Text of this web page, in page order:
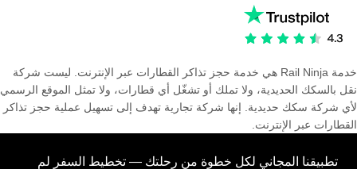
خدمة Rail Ninja هي خدمة حجز تذاكر القطارات عبر الإنترنت. ليست شركة
نقل بالسكك الحديدية، ولا تملك أو تشغّل أي قطارات، ولا تمثل الموقع الرسمي
لأي شركة سكك حديدية. إنها شركة تجارية تهدف إلى تسهيل عملية حجز تذاكر
القطارات عبر الإنترنت.
تطبيقنا المجاني لكل خطوة من رحلتك — تخطيط السفر لم